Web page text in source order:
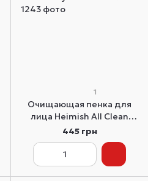
1
Очищающая пенка для
лица Heimish All Clean
White Clay Foam 150 мл
445 грн